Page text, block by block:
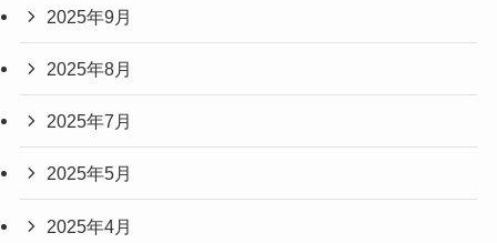
2025年9月
2025年8月
2025年7月
2025年5月
2025年4月